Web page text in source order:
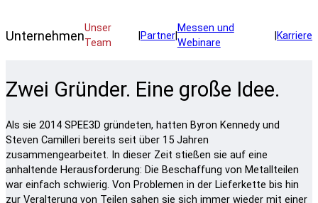
Unternehmen
Unser
Team
Partner|
Messen und
Webinare
Karriere
Zwei Gründer. Eine große Idee.
Als sie 2014 SPEE3D gründeten, hatten Byron Kennedy und
Steven Camilleri bereits seit über 15 Jahren
zusammengearbeitet. In dieser Zeit stießen sie auf eine
anhaltende Herausforderung: Die Beschaffung von Metallteilen
war einfach schwierig. Von Problemen in der Lieferkette bis hin
zur Veralterung von Teilen sahen sie sich immer wieder mit einer